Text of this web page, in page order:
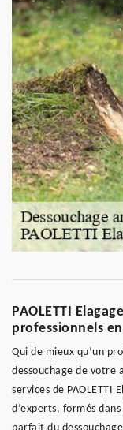
PAOLETTI
professionnels
Qui de mieux qu’un
dessouchage de votre
services de PAOLETTI
d’experts, formés
parfait du